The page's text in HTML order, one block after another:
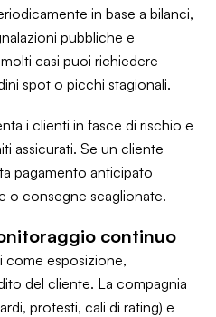
in base a bilanci,
pubbliche e
casi puoi richiedere
spot o picchi stagionali.
i clienti in fasce di rischio e
assicurati. Se un cliente
pagamento anticipato
o consegne scaglionate.
continuo
come esposizione,
del cliente. La compagnia
protesti, cali di rating) e